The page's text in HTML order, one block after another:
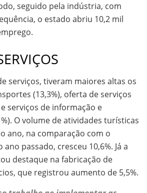
seguido pela indústria, com
o estado abriu 10,2 mil
serviços, tiveram maiores altas os
(13,3%), oferta de serviços
serviços de informação e
O volume de atividades turísticas
ano, na comparação com o
passado, cresceu 10,6%. Já a
destaque na fabricação de
que registrou aumento de 5,5%.